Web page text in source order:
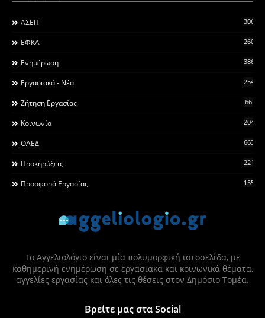
ΑΣΕΠ 306
ΕΦΚΑ 260
Ενημέρωση 3868
Εργασιακά - Νέα 2546
Ζήτηση Εργασίας 66
Κοινωνία 2044
ΟΑΕΔ 663
Προκηρύξεις 2215
Προσφορά Εργασίας 155
Το Αγγελιολόγιο είναι μία πολυμορφική ιστοσελίδα, με
καθημερινή ενημέρωση σε εργασιακά και κοινωνικά θέματα,
αγγελίες εργασίας και όλες τις θέσεις στον Δημόσιο Τομέα.
Βρείτε μας στα Social